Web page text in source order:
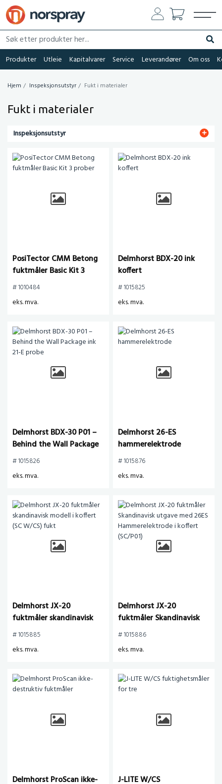
Søk etter produkter her...
Søk
Produkter Utleie Kapitalvarer Service Leverandører Om oss
Hjem Inspeksjonsutstyr Fukt i materialer
Fukt i materialer
Inspeksjonsutstyr
PosiTector CMM Betong
fuktmåler Basic Kit 3
prober
# 1010484
eks. mva.
Delmhorst BDX-20 ink
koffert
# 1015825
eks. mva.
Delmhorst BDX-30 P01 –
Behind the Wall Package
ink 21-E probe
# 1015826
eks. mva.
Delmhorst 26-ES
hammerelektrode
# 1015876
eks. mva.
Delmhorst JX-20
fuktmåler skandinavisk
modell i koffert (SC W/CS)
# 1015885
eks. mva.
Delmhorst JX-20
fuktmåler Skandinavisk
utgave med 26ES
koffert (SC/P01)
# 1015886
eks. mva.
Delmhorst ProScan ikke-
J-LITE W/CS